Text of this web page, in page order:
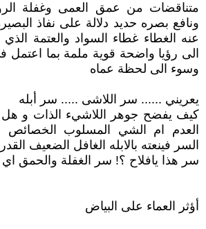
متناقضات من عمق العمى وغفلة
ونافع بصره حديد دلالة على نفاذ
عنه الغطاء غطاء السواد والعتمة
الى رؤيا واضحة قوية ملمة بما
وسوء الى لحظة عماه
يعريني ...... سر اللاشى ..... سر أبله
كيف يفضح جوهر اللاشيء الذات و هل
العدم ام الشي المسلوب
السر فينعته بالابله الغافل الضعيف
سر هذا يافلاح ؟! سر الغفلة والحمق اي
أؤثر العماء على البياض